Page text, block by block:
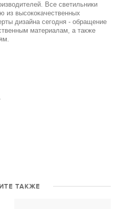
Все светильники
из высококачественных
дизайна сегодня - обращение
материалам, а также
ТАКЖЕ